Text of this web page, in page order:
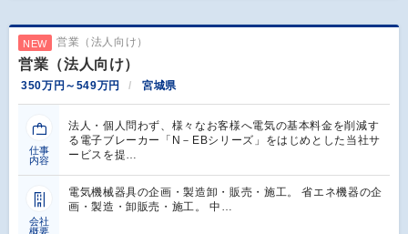
NEW 営業（法人向け）
営業（法人向け）
350万円～549万円 宮城県
仕事
内容
法人・個人問わず、様々なお客様へ電気の基本料金を削減す
る電子ブレーカー「N－EBシリーズ」をはじめとした当社サ
ービスを提…
会社
概要
電気機械器具の企画・製造卸・販売・施工。 省エネ機器の企
画・製造・卸販売・施工。 中…